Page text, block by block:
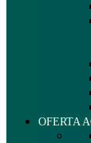
OFERTA